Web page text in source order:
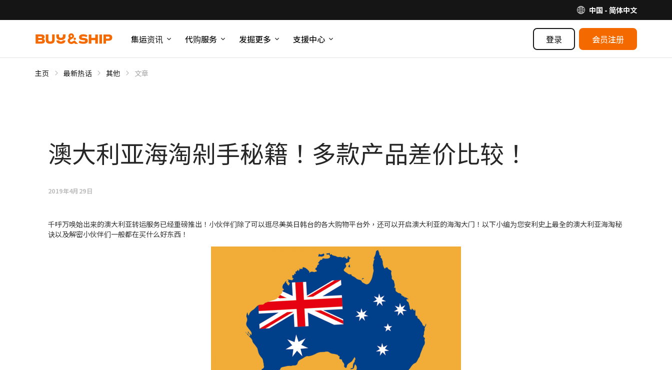
中国 - 简体中文
集运资讯 代购服务 发掘更多 支援中心 登录 会员注册
主页 最新热话 其他 文章
澳大利亚海淘剁手秘籍！多款产品差价比较！
2019年4月29日
千呼万唤始出来的澳大利亚转运服务已经重磅推出！小伙伴们除了可以逛尽美英日韩台的各大购物平台外，还可以开启澳大利亚的海淘大门！以下小编为您安利史上最全的澳大利亚海淘秘
诀以及解密小伙伴们一般都在买什么好东西！